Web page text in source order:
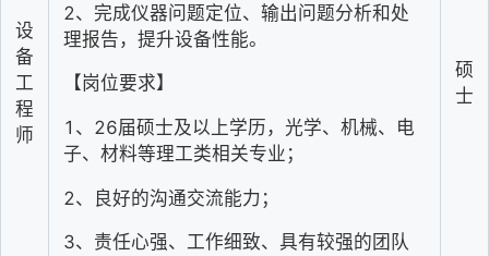
设
备
工
程
师
2、完成仪器问题定位、输出问题分析和处
理报告，提升设备性能。
【岗位要求】
1 、26届硕士及以上学历，光学、机械、电
子、材料等理工类相关专业；
2、良好的沟通交流能力；
3、责任心强、工作细致、具有较强的团队
硕
士